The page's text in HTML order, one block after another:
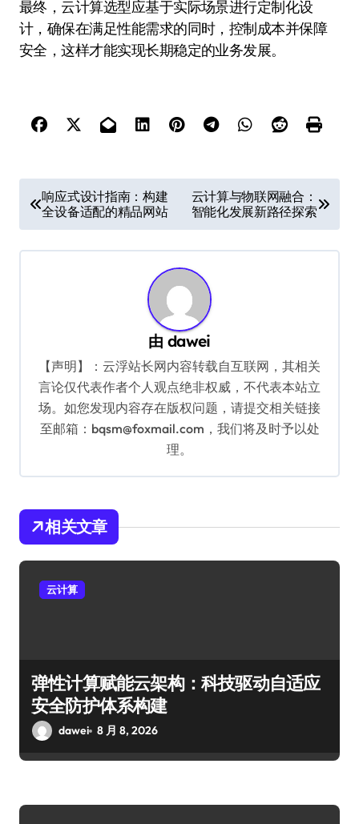
最终，云计算选型应基于实际场景进行定制化设
计，确保在满足性能需求的同时，控制成本并保障
安全，这样才能实现长期稳定的业务发展。
章
导
响应式设计指南：构建
全设备适配的精品网站
云计算与物联网融合：
智能化发展新路径探索
由dawei
【声明】：云浮站长网内容转载自互联网，其相关
言论仅代表作者个人观点绝非权威，不代表本站立
场。如您发现内容存在版权问题，请提交相关链接
至邮箱：bqsm@foxmail.com，我们将及时予以处
理。
相关文章
云计算
弹性计算赋能云架构：科技驱动自适应
安全防护体系构建
dawei 8 月 8, 2026